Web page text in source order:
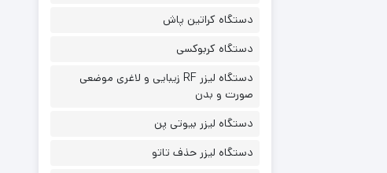
دستگاه کراتین پاش
دستگاه کربوکسی
دستگاه لیزر RF زیبایی و لاغری موضعی
صورت و بدن
دستگاه لیزر بیوتی پن
دستگاه لیزر حذف تاتو